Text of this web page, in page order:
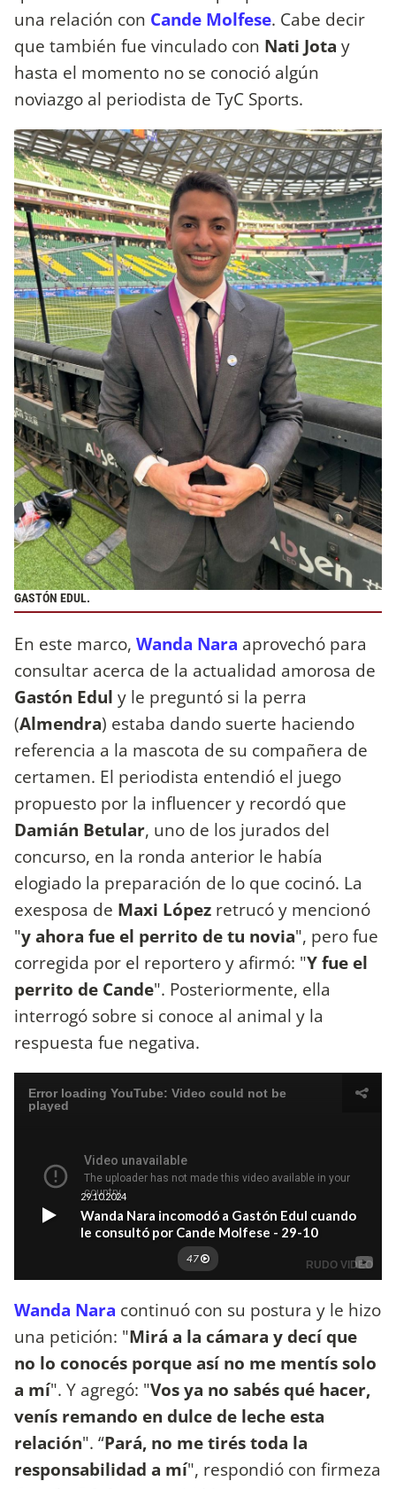
una relación con Cande Molfese. Cabe decir
que también fue vinculado con Nati Jota y
hasta el momento no se conoció algún
noviazgo al periodista de TyC Sports.
GASTÓN EDUL.
En este marco, Wanda Nara aprovechó para
consultar acerca de la actualidad amorosa de
Gastón Edul y le preguntó si la perra
(Almendra) estaba dando suerte haciendo
referencia a la mascota de su compañera de
certamen. El periodista entendió el juego
propuesto por la influencer y recordó que
Damián Betular, uno de los jurados del
concurso, en la ronda anterior le había
elogiado la preparación de lo que cocinó. La
exesposa de Maxi López retrucó y mencionó
"y ahora fue el perrito de tu novia", pero fue
corregida por el reportero y afirmó: "Y fue el
perrito de Cande". Posteriormente, ella
interrogó sobre si conoce al animal y la
respuesta fue negativa.
Wanda Nara continuó con su postura y le hizo
una petición: "Mirá a la cámara y decí que
no lo conocés porque así no me mentís solo
a mí". Y agregó: "Vos ya no sabés qué hacer,
venís remando en dulce de leche esta
relación". “Pará, no me tirés toda la
responsabilidad a mí", respondió con firmeza